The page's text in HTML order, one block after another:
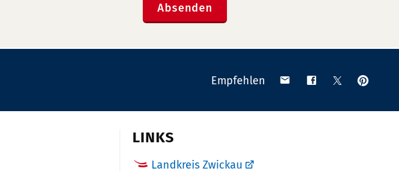
Absenden
Empfehlen
Teilen Teilen Teilen
LINKS
Landkreis Zwickau